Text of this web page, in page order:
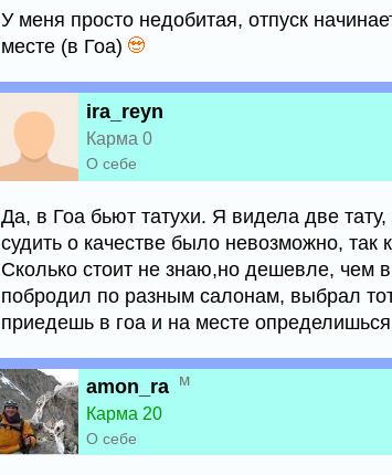
У меня просто недобитая, отпуск
месте (в Гоа)
ira_reyn
Карма 0
О себе
Да, в Гоа бьют татухи. Я видела две
судить о качестве было невозможно,
Сколько стоит не знаю,но дешевле, чем
побродил по разным салонам, выбрал
приедешь в гоа и на месте
amon_ra м
Карма 20
О себе